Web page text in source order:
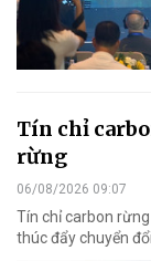
Tín chỉ
rừng
06/08/2026 09:07
Tín chỉ carbon
thúc đẩy chuyển